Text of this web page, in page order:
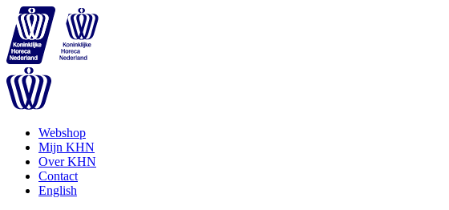
Webshop
Mijn KHN
Over KHN
Contact
English